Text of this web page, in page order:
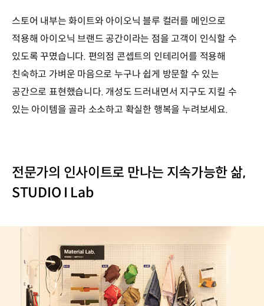
스토어 내부는 화이트와 아이오닉 블루 컬러를 메인으로
적용해 아이오닉 브랜드 공간이라는 점을 고객이 인식할 수
있도록 꾸몄습니다. 편의점 콘셉트의 인테리어를 적용해
친숙하고 가벼운 마음으로 누구나 쉽게 방문할 수 있는
공간으로 표현했습니다. 개성도 드러내면서 지구도 지킬 수
있는 아이템을 골라 소소하고 확실한 행복을 누려보세요.
전문가의 인사이트로 만나는 지속가능한 삶,
STUDIO I Lab